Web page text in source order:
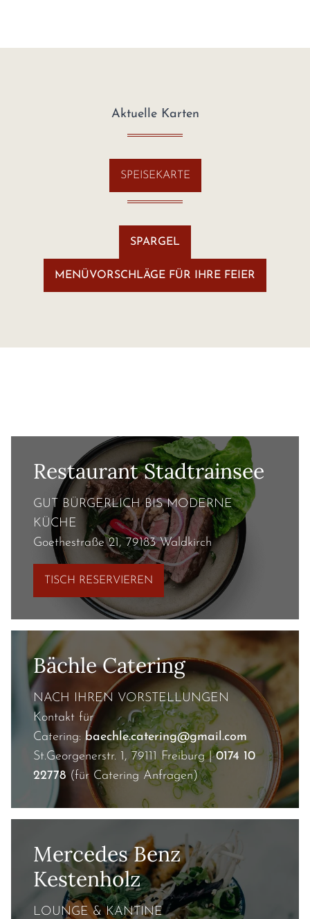
Aktuelle Karten
SPEISEKARTE
SPARGEL
MENÜVORSCHLÄGE FÜR IHRE FEIER
Restaurant Stadtrainsee
GUT BÜRGERLICH BIS MODERNE
KÜCHE
Goethestraße 21, 79183 Waldkirch
TISCH RESERVIEREN
Bächle Catering
NACH IHREN VORSTELLUNGEN
Kontakt für
Catering:baechle.catering@gmail.com
St.Georgenerstr. 1, 79111 Freiburg |0174 10
22778 (für Catering Anfragen)
Mercedes Benz
Kestenholz
LOUNGE & KANTINE